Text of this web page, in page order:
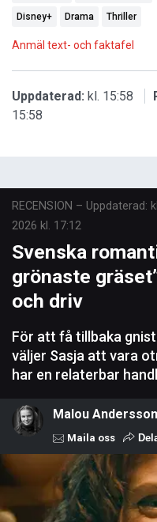
Disney+ Drama Thriller
Anmäl text- och faktafel
Uppdaterad: kl. 15:58
15:58
RECENSION – Uppdaterad:
2026 kl. 17:12
Svenska
grönaste
och driv
För att få tillbaka
väljer Sasja att vara
har en relaterbar
Malou
Maila oss